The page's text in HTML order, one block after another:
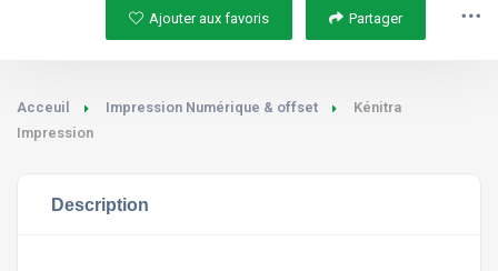
Ajouter aux favoris Partager
Acceuil Impression Numérique & offset
Kénitra
Impression
Description